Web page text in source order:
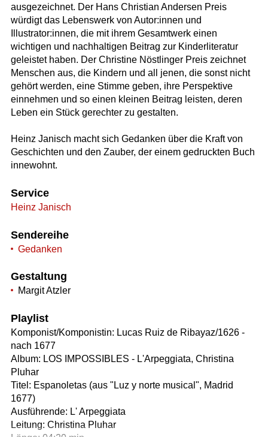
ausgezeichnet. Der Hans Christian Andersen Preis
würdigt das Lebenswerk von Autor:innen und
Illustrator:innen, die mit ihrem Gesamtwerk einen
wichtigen und nachhaltigen Beitrag zur Kinderliteratur
geleistet haben. Der Christine Nöstlinger Preis zeichnet
Menschen aus, die Kindern und all jenen, die sonst nicht
gehört werden, eine Stimme geben, ihre Perspektive
einnehmen und so einen kleinen Beitrag leisten, deren
Leben ein Stück gerechter zu gestalten.
Heinz Janisch macht sich Gedanken über die Kraft von
Geschichten und den Zauber, der einem gedruckten Buch
innewohnt.
Service
Heinz Janisch
Sendereihe
Gedanken
Gestaltung
Margit Atzler
Playlist
Komponist/Komponistin: Lucas Ruiz de Ribayaz/1626 -
nach 1677
Album: LOS IMPOSSIBLES - L'Arpeggiata, Christina
Pluhar
Titel: Espanoletas (aus "Luz y norte musical", Madrid
1677)
Ausführende: L' Arpeggiata
Leitung: Christina Pluhar